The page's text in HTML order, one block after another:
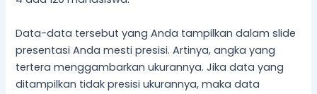
Data-data tersebut yang Anda tampilkan dalam slide
presentasi Anda mesti presisi. Artinya, angka yang
tertera menggambarkan ukurannya. Jika data yang
ditampilkan tidak presisi ukurannya, maka data